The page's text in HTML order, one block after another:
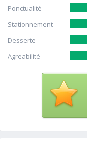
Ponctualité
Stationnement
Desserte
Agreabilité